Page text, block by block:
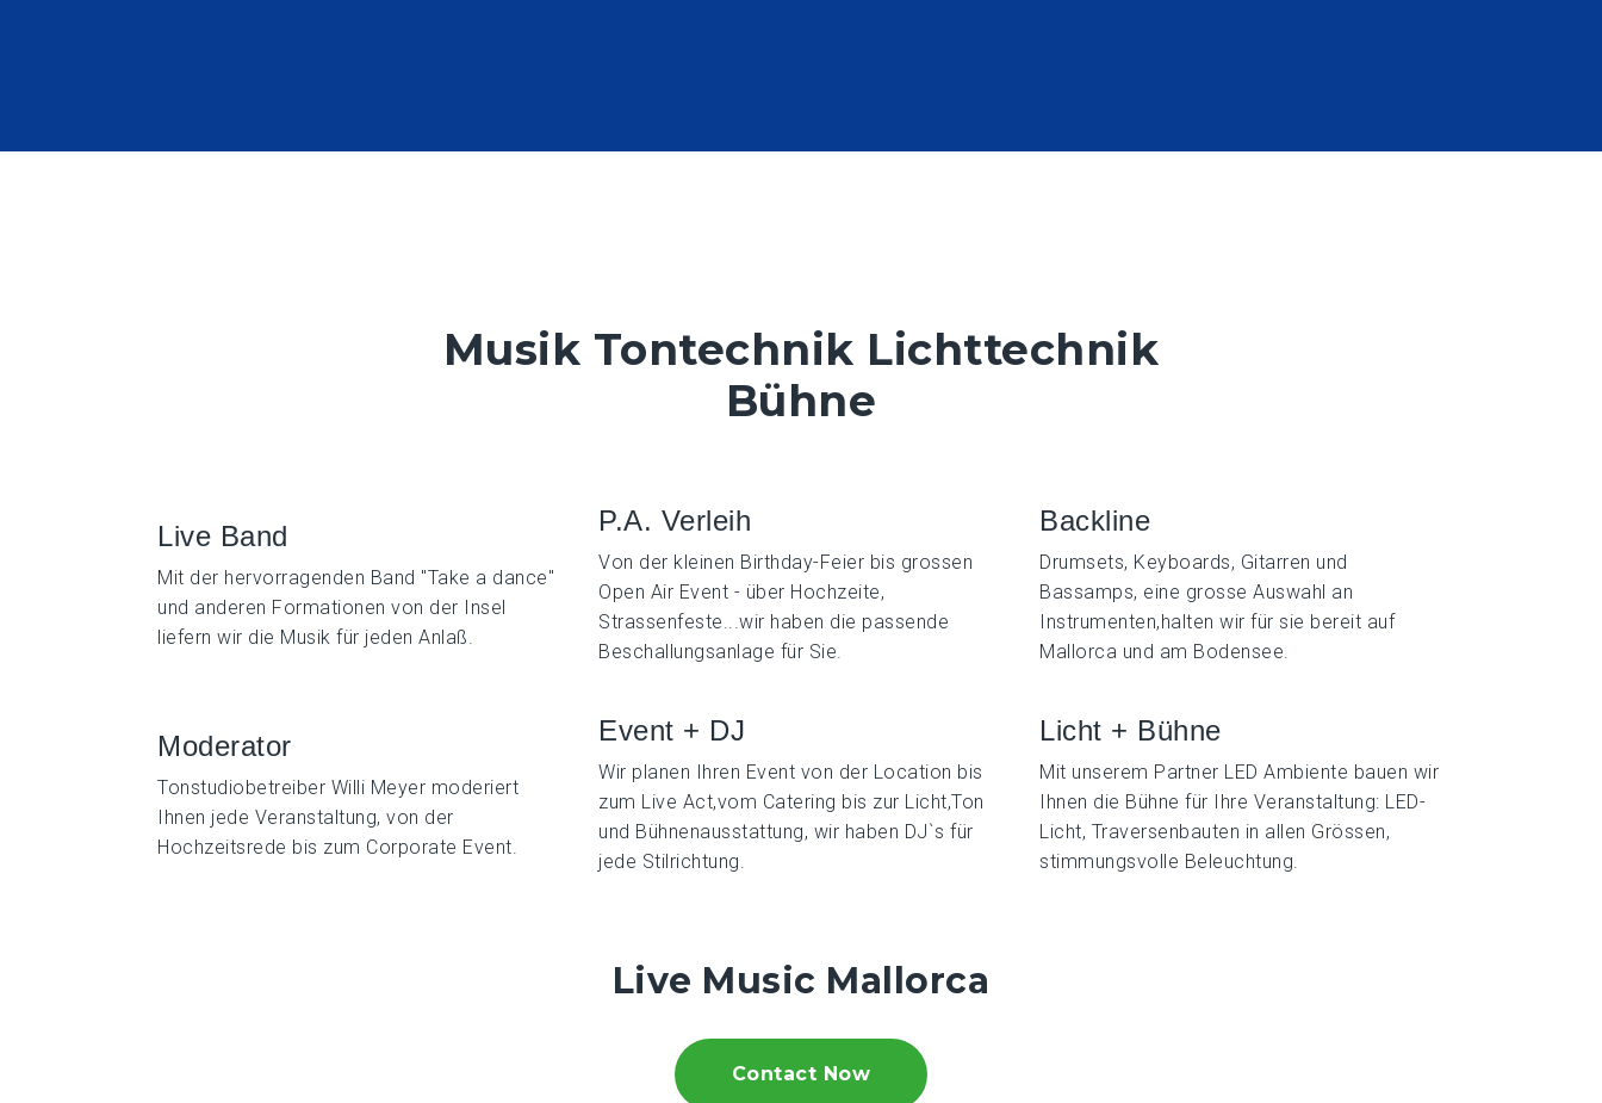
Musik Tontechnik Lichttechnik
Bühne
Live Band
Mit der hervorragenden Band "Take a dance"
und anderen Formationen von der Insel
liefern wir die Musik für jeden Anlaß.
P.A. Verleih
Von der kleinen Birthday-Feier bis grossen
Open Air Event - über Hochzeite,
Strassenfeste...wir haben die passende
Beschallungsanlage für Sie.
Backline
Drumsets, Keyboards, Gitarren und
Bassamps, eine grosse Auswahl an
Instrumenten,halten wir für sie bereit auf
Mallorca und am Bodensee.
Moderator
Tonstudiobetreiber Willi Meyer moderiert
Ihnen jede Veranstaltung, von der
Hochzeitsrede bis zum Corporate Event.
Event + DJ
Wir planen Ihren Event von der Location bis
zum Live Act,vom Catering bis zur Licht,Ton
und Bühnenausstattung, wir haben DJ`s für
jede Stilrichtung.
Licht + Bühne
Mit unserem Partner LED Ambiente bauen wir
Ihnen die Bühne für Ihre Veranstaltung: LED-
Licht, Traversenbauten in allen Grössen,
stimmungsvolle Beleuchtung.
Live Music Mallorca
Contact Now